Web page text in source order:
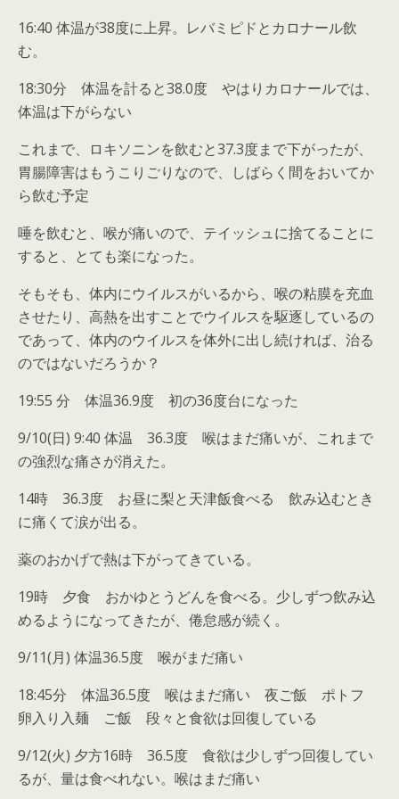
16:40 体温が38度に上昇。レバミピドとカロナール飲
む。
18:30分 体温を計ると38.0度 やはりカロナールでは、
体温は下がらない
これまで、ロキソニンを飲むと37.3度まで下がったが、
胃腸障害はもうこりごりなので、しばらく間をおいてか
ら飲む予定
唾を飲むと、喉が痛いので、テイッシュに捨てることに
すると、とても楽になった。
そもそも、体内にウイルスがいるから、喉の粘膜を充血
させたり、高熱を出すことでウイルスを駆逐しているの
であって、体内のウイルスを体外に出し続ければ、治る
のではないだろうか？
19:55 分 体温36.9度 初の36度台になった
9/10(日) 9:40 体温 36.3度 喉はまだ痛いが、これまで
の強烈な痛さが消えた。
14時 36.3度 お昼に梨と天津飯食べる 飲み込むとき
に痛くて涙が出る。
薬のおかげで熱は下がってきている。
19時 夕食 おかゆとうどんを食べる。少しずつ飲み込
めるようになってきたが、倦怠感が続く。
9/11(月) 体温36.5度 喉がまだ痛い
18:45分 体温36.5度 喉はまだ痛い 夜ご飯 ポトフ
卵入り入麺 ご飯 段々と食欲は回復している
9/12(火) 夕方16時 36.5度 食欲は少しずつ回復してい
るが、量は食べれない。喉はまだ痛い